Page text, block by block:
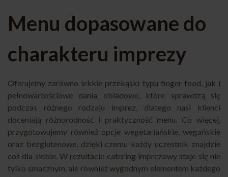
Menu dopasowane do
charakteru imprezy
Oferujemy zarówno lekkie przekąski typu finger food, jak i
pełnowartościowe dania obiadowe, które sprawdzą się
podczas różnego rodzaju imprez, dlatego nasi klienci
doceniają różnorodność i praktyczność menu. Co więcej,
przygotowujemy również opcje wegetariańskie, wegańskie
oraz bezglutenowe, dzięki czemu każdy uczestnik znajdzie
coś dla siebie. W rezultacie catering imprezowy staje się nie
tylko smacznym, ale również wygodnym elementem każdego